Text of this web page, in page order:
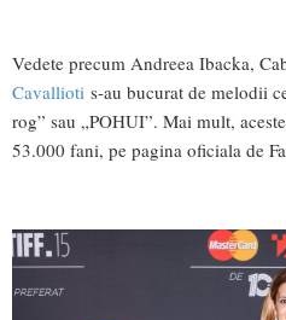
Vedete precum Andreea Ibacka,
Cavallioti s-au bucurat de melodii
rog” sau „POHUI”. Mai mult,
53.000 fani, pe pagina oficiala de